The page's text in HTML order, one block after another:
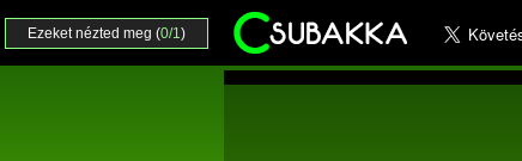
Ezeket nézted meg (0/1)